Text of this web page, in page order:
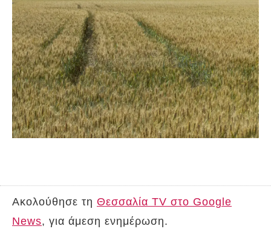
Ακολούθησε τη Θεσσαλία TV στο Google
News, για άμεση ενημέρωση.